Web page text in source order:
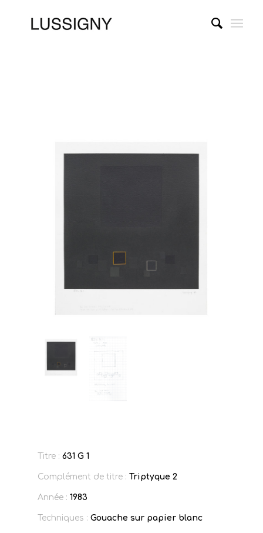
Titre : 631 G 1
Complément de titre : Triptyque 2
Année : 1983
Techniques : Gouache sur papier blanc